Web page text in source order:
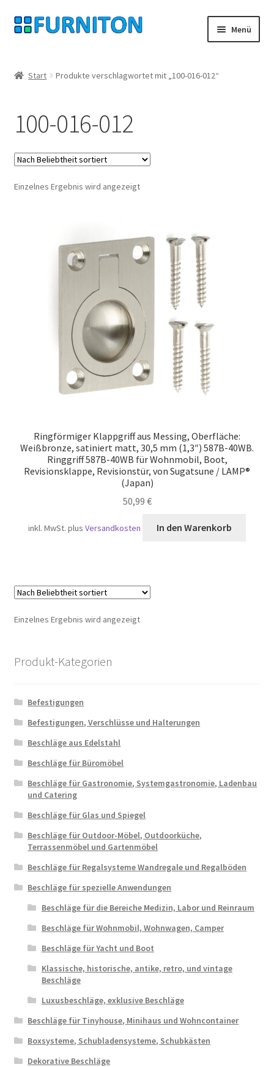
Zur
Navigation
Zum
Inhalt
Menü
Datenschutz
Widerrufsrecht
Kontakt
Start Produkte verschlagwortet mit „100-016-012“
100-016-012
Einzelnes Ergebnis wird angezeigt
Ringförmiger Klappgriff aus Messing, Oberfläche:
Weißbronze, satiniert matt, 30,5 mm (1,3″) 587B-40WB.
Ringgriff 587B-40WB für Wohnmobil, Boot,
Revisionsklappe, Revisionstür, von Sugatsune / LAMP®
(Japan)
50,99 €
inkl. MwSt. plusVersandkosten In den Warenkorb
Einzelnes Ergebnis wird angezeigt
Produkt-Kategorien
Befestigungen
Befestigungen, Verschlüsse und Halterungen
Beschläge aus Edelstahl
Beschläge für Büromöbel
Beschläge für Gastronomie, Systemgastronomie, Ladenbau
und Catering
Beschläge für Glas und Spiegel
Beschläge für Outdoor-Möbel, Outdoorküche,
Terrassenmöbel und Gartenmöbel
Beschläge für Regalsysteme Wandregale und Regalböden
Beschläge für spezielle Anwendungen
Beschläge für die Bereiche Medizin, Labor und Reinraum
Beschläge für Wohnmobil, Wohnwagen, Camper
Beschläge für Yacht und Boot
Klassische, historische, antike, retro, und vintage
Beschläge
Luxusbeschläge, exklusive Beschläge
Beschläge für Tinyhouse, Minihaus und Wohncontainer
Boxsysteme, Schubladensysteme, Schubkästen
Dekorative Beschläge